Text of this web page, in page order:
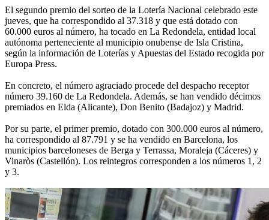
El segundo premio del sorteo de la Lotería Nacional celebrado este
jueves, que ha correspondido al 37.318 y que está dotado con
60.000 euros al número, ha tocado en La Redondela, entidad local
autónoma perteneciente al municipio onubense de Isla Cristina,
según la información de Loterías y Apuestas del Estado recogida por
Europa Press.
En concreto, el número agraciado procede del despacho receptor
número 39.160 de La Redondela. Además, se han vendido décimos
premiados en Elda (Alicante), Don Benito (Badajoz) y Madrid.
Por su parte, el primer premio, dotado con 300.000 euros al número,
ha correspondido al 87.791 y se ha vendido en Barcelona, los
municipios barceloneses de Berga y Terrassa, Moraleja (Cáceres) y
Vinaròs (Castellón). Los reintegros corresponden a los números 1, 2
y 3.